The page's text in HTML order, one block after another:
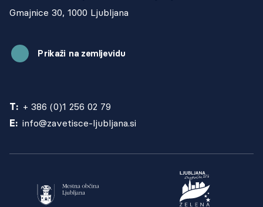
Gmajnice 30, 1000 Ljubljana
Prikaži na zemljevidu
T: + 386 (0)1 256 02 79
E: info@zavetisce-ljubljana.si